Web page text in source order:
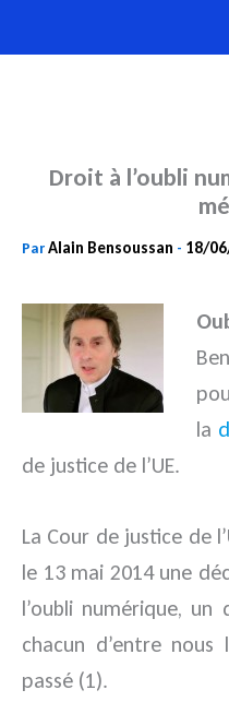
au
Droit à l’oubli
ParAlain Bensoussan - 18/
la
de justice de l’UE.
La Cour de justice de
le 13 mai 2014 une
l’oubli numérique,
chacun d’entre nous
passé (1).